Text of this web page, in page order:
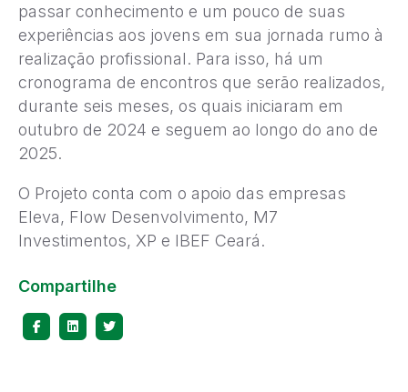
passar conhecimento e um pouco de suas
experiências aos jovens em sua jornada rumo à
realização profissional. Para isso, há um
cronograma de encontros que serão realizados,
durante seis meses, os quais iniciaram em
outubro de 2024 e seguem ao longo do ano de
2025.
O Projeto conta com o apoio das empresas
Eleva, Flow Desenvolvimento, M7
Investimentos, XP e IBEF Ceará.
Compartilhe